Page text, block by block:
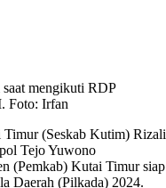
mengikuti RDP
Foto: Irfan
(Seskab Kutim) Rizali
Tejo Yuwono
(Pemkab) Kutai Timur siap
Daerah (Pilkada) 2024.